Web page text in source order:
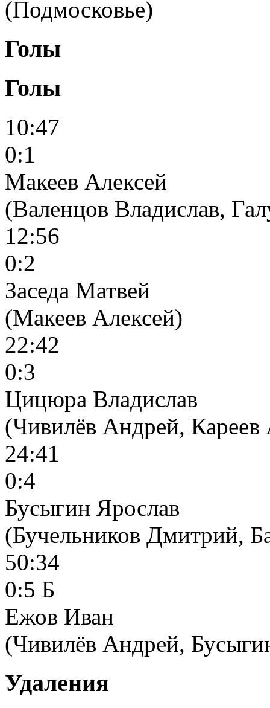
(Подмосковье)
Голы
Голы
10:47
0:1
Макеев Алексей
(Валенцов Владислав,
12:56
0:2
Заседа Матвей
(Макеев Алексей)
22:42
0:3
Цицюра Владислав
(Чивилёв Андрей,
24:41
0:4
Бусыгин Ярослав
(Бучельников Дмитрий,
50:34
0:5 Б
Ежов Иван
(Чивилёв Андрей,
Удаления